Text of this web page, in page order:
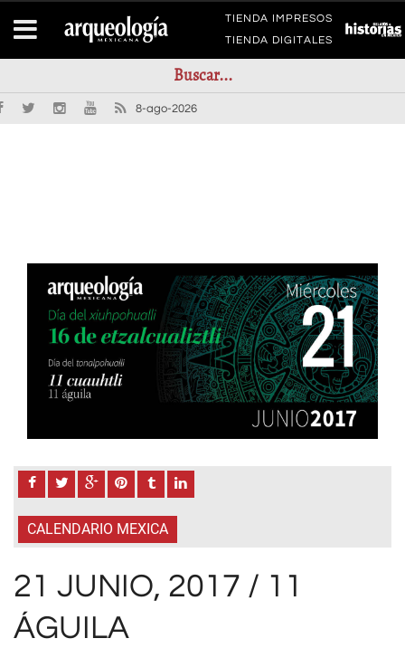
TIENDA IMPRESOS
TIENDA DIGITALES
8-ago-2026
CALENDARIO MEXICA
21 JUNIO, 2017 / 11
ÁGUILA